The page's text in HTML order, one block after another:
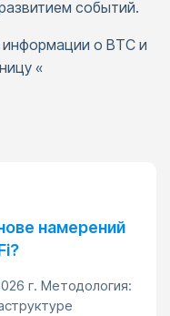
событий.
о BTC и
«
намерений
г. Методология: